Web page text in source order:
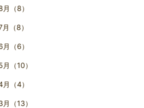
（8）
（8）
（6）
（10）
（4）
（13）